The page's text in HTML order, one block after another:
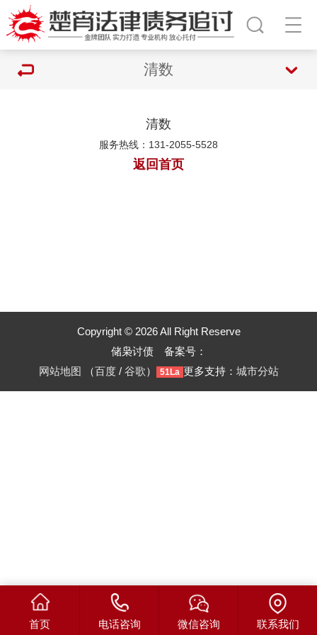
清数
清数
服务热线：131-2055-5528
返回首页
Copyright © 2026 All Right Reserve
储枭讨债 备案号：
网站地图 （百度/ 谷歌） 51La 更多支持： 城市分站
首页 电话咨询 微信咨询 联系我们